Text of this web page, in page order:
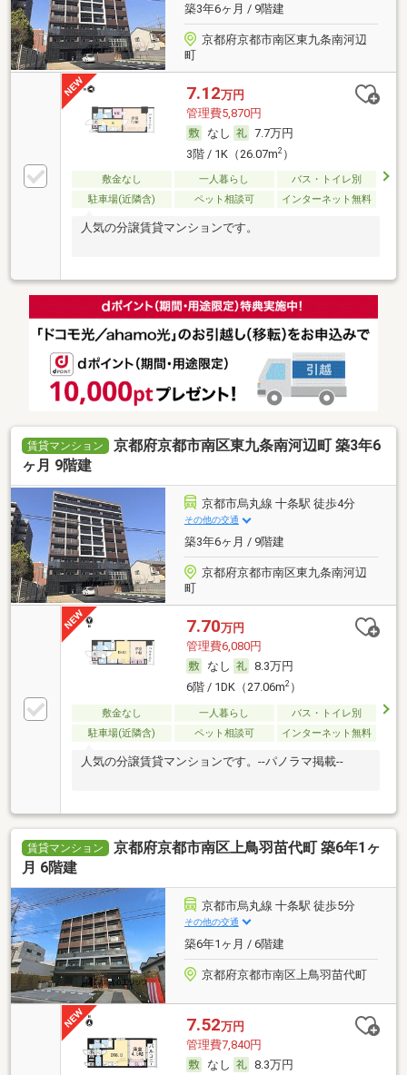
築3年6ヶ月 / 9階建
京都府京都市南区東九条南河辺
町
7.12万円
管理費5,870円
なし
7.7万円
3階 / 1K（26.07m2）
敷金なし 一人暮らし
バス・トイレ別
駐車場(近隣含)
ペット相談可 インターネット無料
人気の分譲賃貸マンションです。
賃貸マンション
京都府京都市南区東九条南河辺町 築3年6
ヶ月 9階建
京都市烏丸線 十条駅 徒歩4分
その他の交通
築3年6ヶ月 / 9階建
京都府京都市南区東九条南河辺
町
7.70万円
管理費6,080円
なし
8.3万円
6階 / 1DK（27.06m2）
敷金なし 一人暮らし
バス・トイレ別
駐車場(近隣含)
ペット相談可 インターネット無料
人気の分譲賃貸マンションです。--パノラマ掲載--
賃貸マンション
京都府京都市南区上鳥羽苗代町 築6年1ヶ
月 6階建
京都市烏丸線 十条駅 徒歩5分
その他の交通
築6年1ヶ月 / 6階建
京都府京都市南区上鳥羽苗代町
7.52万円
管理費7,840円
なし
8.3万円